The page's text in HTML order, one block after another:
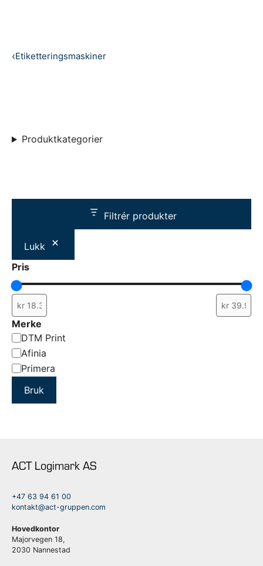
Etiketteringsmaskiner
Produktkategorier
Filtrér produkter
Lukk
Pris
Merke
Merke
DTM Print
Afinia
Primera
Bruk
ACT Logimark AS
+47 63 94 61 00
kontakt@act-gruppen.com
Hovedkontor
Majorvegen 18,
2030 Nannestad